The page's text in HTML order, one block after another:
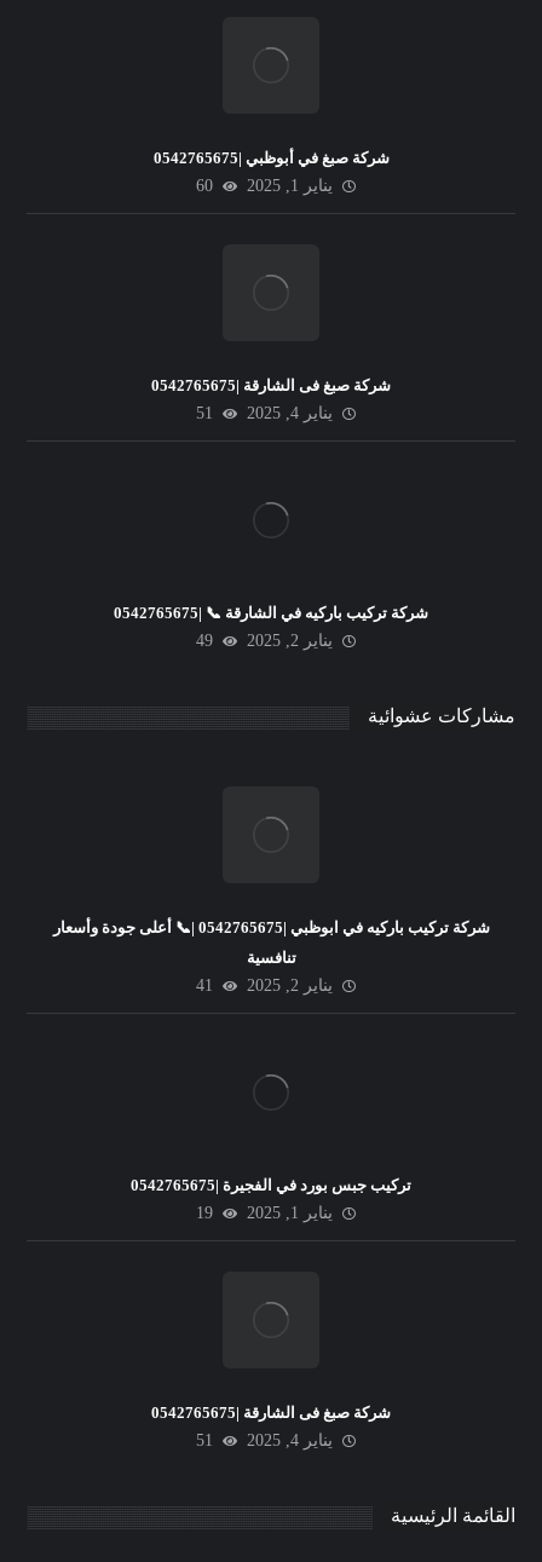
شركة صبغ في أبوظبي |0542765675
يناير 1, 2025
60
شركة صبغ فى الشارقة |0542765675
يناير 4, 2025
51
شركة تركيب باركيه في الشارقة 📞 |0542765675
يناير 2, 2025
49
مشاركات عشوائية
شركة تركيب باركيه في ابوظبي |0542765675 |📞 أعلى جودة وأسعار
تنافسية
يناير 2, 2025
41
تركيب جبس بورد في الفجيرة |0542765675
يناير 1, 2025
19
شركة صبغ فى الشارقة |0542765675
يناير 4, 2025
51
القائمة الرئيسية